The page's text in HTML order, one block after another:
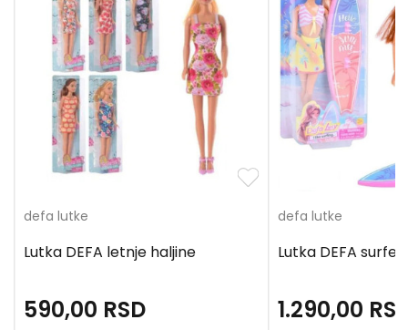
defa lutke
Lutka DEFA letnje haljine
590,00 RSD
defa lutke
Lutka DEFA
1.290,00